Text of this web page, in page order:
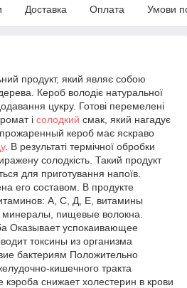
Доставка Оплата Умови
продукт, який являє собою
Кероб володіє натуральної
цукру. Готові перемелені
і солодкий смак, який нагадує
кероб має яскраво
. В результаті термічної обробки
солодкість. Такий продукт
для приготування напоїв.
его составом. В продукте
А, С, Д, Е, витамины
пищевые волокна.
Оказывает успокаивающее
токсины из организма
бактериям Положительно
кишечного тракта
кэроба снижает холестерин в крови